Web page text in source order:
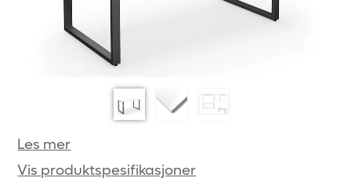
Les mer
Vis produktspesifikasjoner